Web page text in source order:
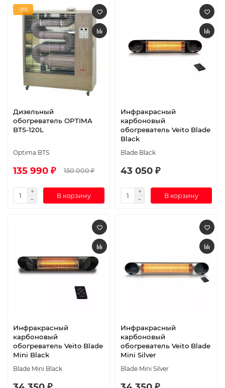
-9%
Дизельный
обогреватель OPTIMA
BTS-120L
Optima BTS
135 990 ₽ 150 000 ₽
В корзину
Инфракрасный
карбоновый
обогреватель Veito Blade
Black
Blade Black
43 050 ₽
В корзину
Инфракрасный
карбоновый
обогреватель Veito Blade
Mini Black
Blade Mini Black
Инфракрасный
карбоновый
обогреватель Veito Blade
Mini Silver
Blade Mini Silver